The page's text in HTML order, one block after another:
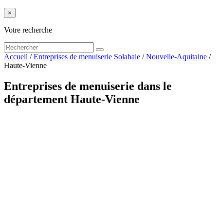
×
Votre recherche
Accueil /Entreprises de menuiserie Solabaie /Nouvelle-Aquitaine /
Haute-Vienne
Entreprises de menuiserie dans le
département Haute-Vienne